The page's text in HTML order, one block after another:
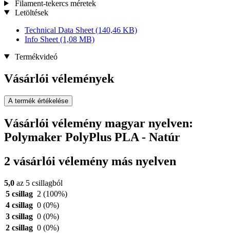
Filament-tekercs méretek
Letöltések
Technical Data Sheet (140,46 KB)
Info Sheet (1,08 MB)
Termékvideó
Vásárlói vélemények
A termék értékelése
Vásárlói vélemény magyar nyelven:
Polymaker PolyPlus PLA - Natúr
2 vásárlói vélemény más nyelven
5,0 az 5 csillagból
5 csillag 2 (100%)
4 csillag 0 (0%)
3 csillag 0 (0%)
2 csillag 0 (0%)